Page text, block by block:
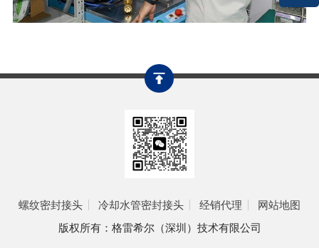
螺纹密封接头 冷却水管密封接头 经销代理
网站地图
版权所有：格雷希尔（深圳）技术有限公司